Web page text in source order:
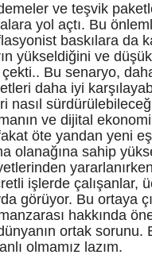
ve teşvik
yol açtı. Bu
baskılara da
yükseldiğini ve
Bu senaryo,
daha iyi
nasıl
ve dijital
öte yandan yeni
olanağına sahip
işlerde çalışanlar,
görüyor. Bu ortaya
hakkında
ortak sorunu.
olmamız lazım.